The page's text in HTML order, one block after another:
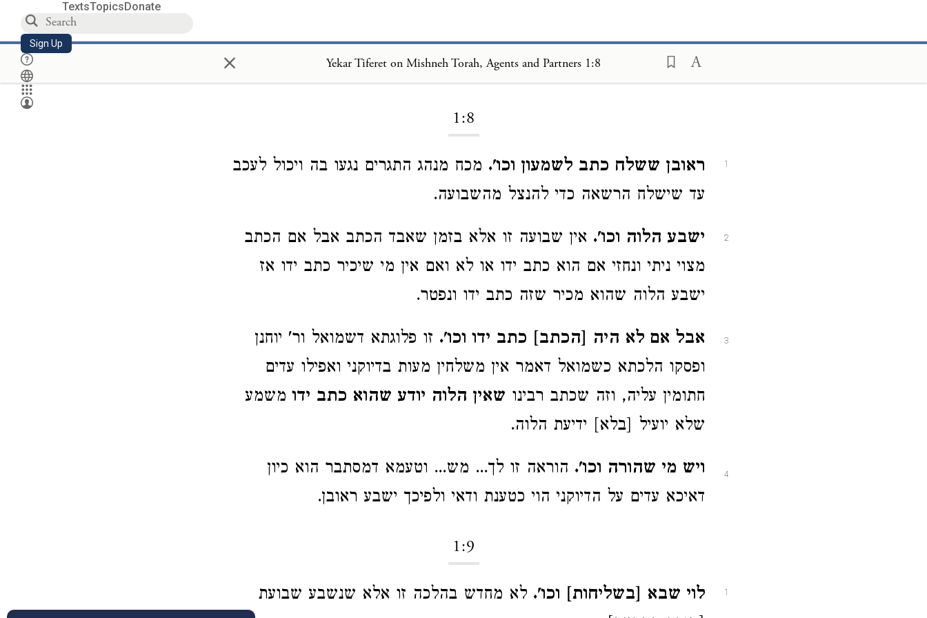
TextsTopicsDonate
Sign Up × Yekar Tiferet on Mishneh Torah, Agents and Partners 1:8
1:8
1 ראובן ששלח כתב לשמעון וכו'. מכח מנהג התגרים נגעו בה ויכול לעכב
עד שישלח הרשאה כדי להנצל מהשבועה.
2 ישבע הלוה וכו'. אין שבועה זו אלא בזמן שאבד הכתב אבל אם הכתב
מצוי ניתי ונחזי אם הוא כתב ידו או לא ואם אין מי שיכיר כתב ידו אז
ישבע הלוה שהוא מכיר שזה כתב ידו ונפטר.
3 אבל אם לא היה [הכתב] כתב ידו וכו'. זו פלוגתא דשמואל ור' יוחנן
ופסקו הלכתא כשמואל דאמר אין משלחין מעות בדיוקני ואפילו עדים
חתומין עליה, וזה שכתב רבינו שאין הלוה יודע שהוא כתב ידו משמע
שלא יועיל [בלא] ידיעת הלוה.
4 ויש מי שהורה וכו'. הוראה זו לך... מש... וטעמא דמסתבר הוא כיון
דאיכא עדים על הדיוקני הוי כטענת ודאי ולפיכך ישבע ראובן.
1:9
1 לוי שבא [בשליחות] וכו'. לא מחדש בהלכה זו אלא שנשבע שבועת